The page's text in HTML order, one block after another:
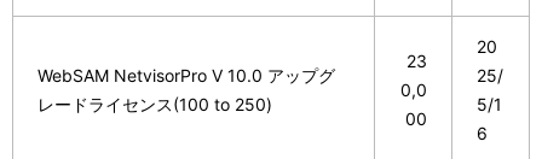
WebSAM NetvisorPro V 10.0 アップグ
レードライセンス(100 to 250)
23
0,0
00
20
25/
5/1
6